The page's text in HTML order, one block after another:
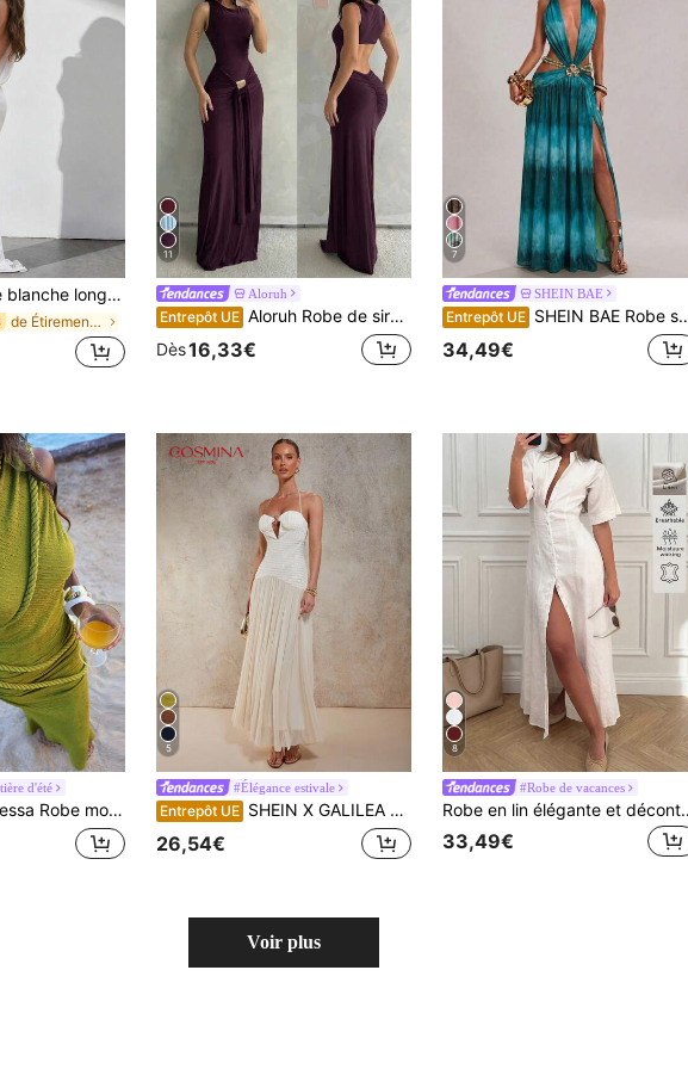
longues, dos nu et froncée, élégante pour le printemps
de Étirement élevé Robes pour femmes
11
Aloruh
Entrepôt UE Aloruh Robe de sirène sans manches marron pour femme, convient pour les vacances, les trajets quotidiens, le printemps/l'été
Dès16,33€
7
SHEIN BAE
Entrepôt UE SHEIN BAE Robe super courte à bretelles fines avec boutons métalliques et imprimé vert avocat Y2K sexy et dos nu (Fête de plage, Carnaval, Festival de musique, Convient pour les vacances à la plage, Robe longue imprimée, Robe verte longue, Robe avec décoration de chaîne de perles, Vacances à la plage, Vacances décontractées)
34,49€
d'été
tricot pour femmes, idéale pour les vacances de printemps/été
5
#Élégance estivale
Entrepôt UE SHEIN X GALILEA COSMINA Robe fendue sexy à col ras-du-cou avec volants, couleur unie pour femme
26,54€
8
#Robe de vacances
Robe en lin élégante et décontractée pour le trajet, robe de
33,49€
Voir plus